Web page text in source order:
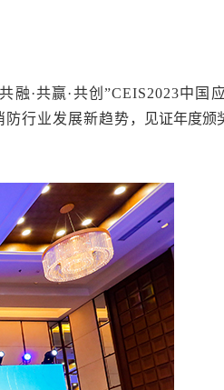
融·共赢·共创”CEIS2023中国
防行业发展新趋势，见证年度颁